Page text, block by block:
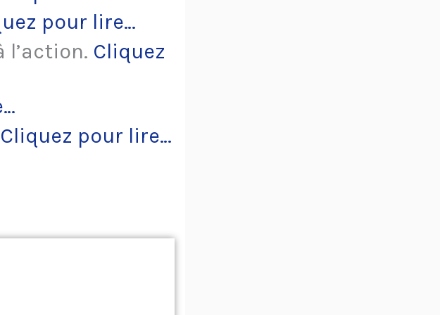
pour lire…
l’action. Cliquez
Cliquez pour lire…